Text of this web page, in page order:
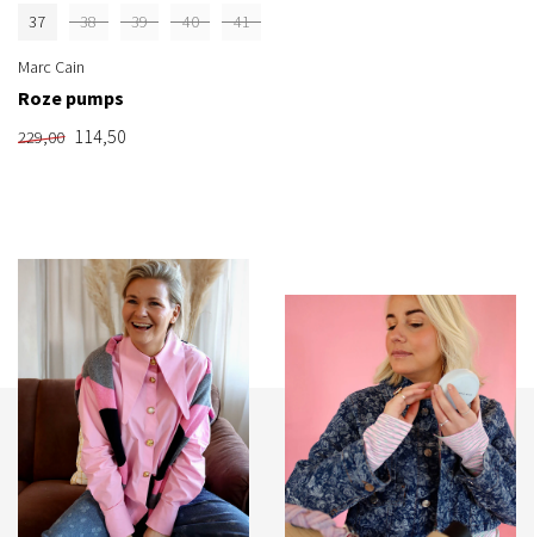
37 38 39 40 41
Marc Cain
Roze pumps
229,00 114,50